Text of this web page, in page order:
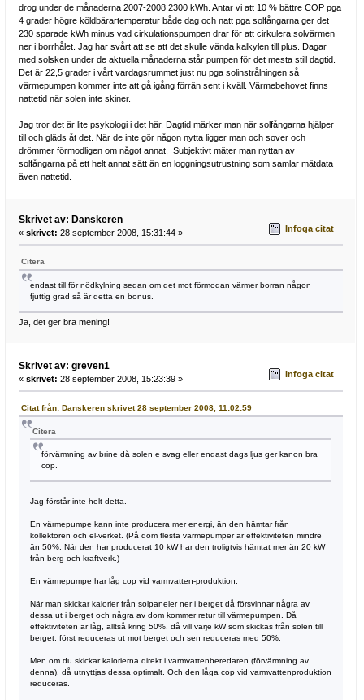
drog under de månaderna 2007-2008 2300 kWh. Antar vi att 10 % bättre COP pga
4 grader högre köldbärartemperatur både dag och natt pga solfångarna ger det
230 sparade kWh minus vad cirkulationspumpen drar för att cirkulera solvärmen
ner i borrhålet. Jag har svårt att se att det skulle vända kalkylen till plus. Dagar
med solsken under de aktuella månaderna står pumpen för det mesta still dagtid.
Det är 22,5 grader i vårt vardagsrummet just nu pga solinstrålningen så
värmepumpen kommer inte att gå igång förrän sent i kväll. Värmebehovet finns
nattetid när solen inte skiner.
Jag tror det är lite psykologi i det här. Dagtid märker man när solfångarna hjälper
till och gläds åt det. När de inte gör någon nytta ligger man och sover och
drömmer förmodligen om något annat. Subjektivt mäter man nyttan av
solfångarna på ett helt annat sätt än en loggningsutrustning som samlar mätdata
även nattetid.
Skrivet av: Danskeren
« skrivet: 28 september 2008, 15:31:44 » Infoga citat
Citera
endast till för nödkylning sedan om det mot förmodan värmer borran någon
fjuttig grad så är detta en bonus.
Ja, det ger bra mening!
Skrivet av: greven1
« skrivet: 28 september 2008, 15:23:39 » Infoga citat
Citat från: Danskeren skrivet 28 september 2008, 11:02:59
Citera
förvärmning av brine då solen e svag eller endast dags ljus ger kanon bra
cop.
Jag förstår inte helt detta.
En värmepumpe kann inte producera mer energi, än den hämtar från
kollektoren och el-verket. (På dom flesta värmepumper är effektiviteten mindre
än 50%: När den har producerat 10 kW har den troligtvis hämtat mer än 20 kW
från berg och kraftverk.)
En värmepumpe har låg cop vid varmvatten-produktion.
När man skickar kalorier från solpaneler ner i berget då försvinnar några av
dessa ut i berget och några av dom kommer retur till värmepumpen. Då
effektiviteten är låg, alltså kring 50%, då vill varje kW som skickas från solen till
berget, först reduceras ut mot berget och sen reduceras med 50%.
Men om du skickar kalorierna direkt i varmvattenberedaren (förvärmning av
denna), då utnyttjas dessa optimalt. Och den låga cop vid varmvattenproduktion
reduceras.